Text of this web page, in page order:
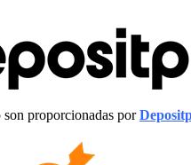
proporcionadas por